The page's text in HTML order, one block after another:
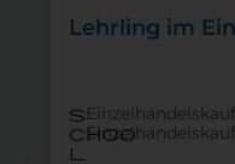
Lehrling im
s
choo
l